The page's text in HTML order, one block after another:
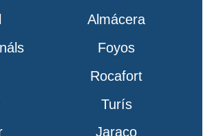
Almácera
Foyos
Rocafort
Turís
Jaraco